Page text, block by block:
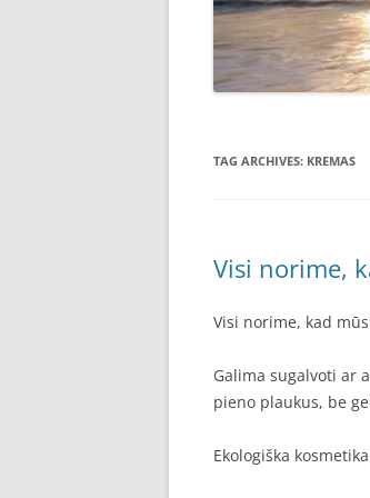
TAG ARCHIVES: KREMAS
Visi norime,
Visi norime, kad
Galima sugalvoti ar
pieno plaukus, be
Ekologiška kosmetika